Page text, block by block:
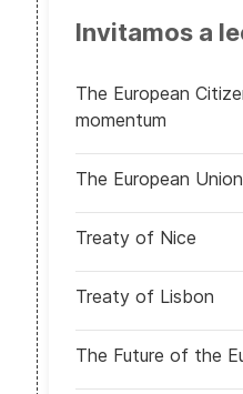
Invitamos a
The European
momentum
The European
Treaty of Nice
Treaty of Lisbon
The Future of the